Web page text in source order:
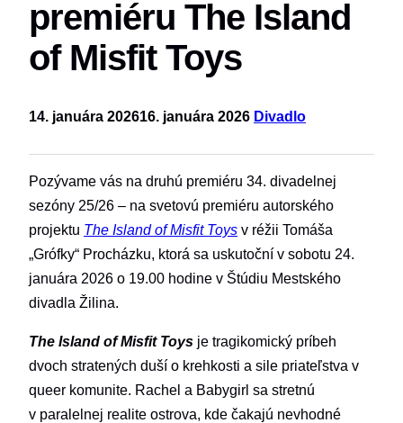
premiéru The Island
of Misfit Toys
14. januára 202616. januára 2026 Divadlo
Pozývame vás na druhú premiéru 34. divadelnej
sezóny 25/26 – na svetovú premiéru autorského
projektu The Island of Misfit Toys v réžii Tomáša
„Grófky“ Procházku, ktorá sa uskutoční v sobotu 24.
januára 2026 o 19.00 hodine v Štúdiu Mestského
divadla Žilina.
The Island of Misfit Toys je tragikomický príbeh
dvoch stratených duší o krehkosti a sile priateľstva v
queer komunite. Rachel a Babygirl sa stretnú
v paralelnej realite ostrova, kde čakajú nevhodné